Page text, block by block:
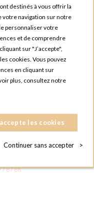
87 88
destinés à vous offrir la
votre navigation sur notre
personnaliser votre
et de comprendre
sur "J’accepte",
cookies. Vous pouvez
en cliquant sur
plus, consultez notre
les cookies
Continuer sans accepter >